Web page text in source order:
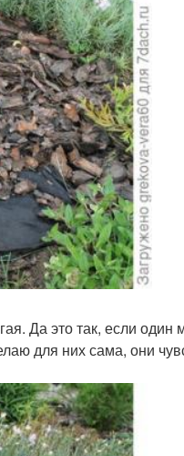
Да это так, если один
для них сама, они